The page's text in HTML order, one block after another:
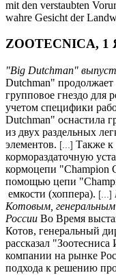
mit den verstaubten
wahre Gesicht der
ZOOTECNICA, 1
"Big Dutchman"
Dutchman" продолжает
групповое гнездо для
учетом специфики
Dutchman" оснастила
из двух раздельных
элементов. [...] Также к
кормораздаточную
кормоцепи "Champion
помощью цепи
емкости (хоппера). [...]
Котовым,
России Во Время
Котов, генеральный
рассказал
компании на рынке
подхода к решению